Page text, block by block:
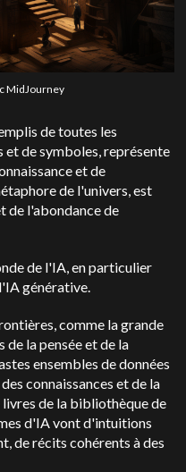
MidJourney
de toutes les
de symboles, représente
et de
de l'univers, est
de l'abondance de
de l'IA, en particulier
générative.
comme la grande
la pensée et de la
ensembles de données
connaissances et de la
de la bibliothèque de
d'IA vont d'intuitions
de récits cohérents à des